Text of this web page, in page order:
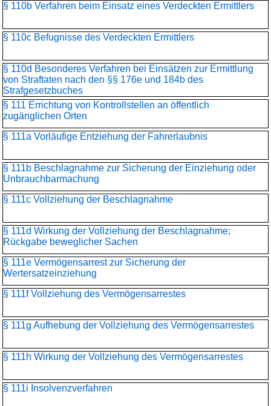
§ 110b Verfahren beim Einsatz eines Verdeckten Ermittlers
§ 110c Befugnisse des Verdeckten Ermittlers
§ 110d Besonderes Verfahren bei Einsätzen zur Ermittlung
von Straftaten nach den §§ 176e und 184b des
Strafgesetzbuches
§ 111 Errichtung von Kontrollstellen an öffentlich
zugänglichen Orten
§ 111a Vorläufige Entziehung der Fahrerlaubnis
§ 111b Beschlagnahme zur Sicherung der Einziehung oder
Unbrauchbarmachung
§ 111c Vollziehung der Beschlagnahme
§ 111d Wirkung der Vollziehung der Beschlagnahme;
Rückgabe beweglicher Sachen
§ 111e Vermögensarrest zur Sicherung der
Wertersatzeinziehung
§ 111f Vollziehung des Vermögensarrestes
§ 111g Aufhebung der Vollziehung des Vermögensarrestes
§ 111h Wirkung der Vollziehung des Vermögensarrestes
§ 111i Insolvenzverfahren